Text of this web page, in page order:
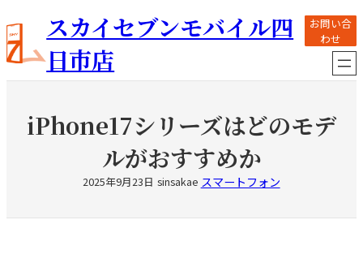
容
を
ス
キ
スカイセブンモバイル四
日市店
お問い合
わせ
iPhone17シリーズはどのモデ
ルがおすすめか
2025年9月23日 sinsakae スマートフォン